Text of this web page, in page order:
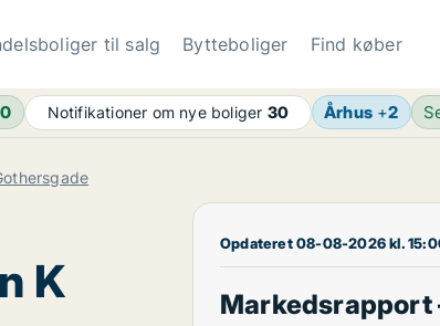
til salg Bytteboliger Find køber
Notifikationer om nye boliger 30 Århus +2
K
Opdateret 08-08-2026 kl.
Markedsrapport